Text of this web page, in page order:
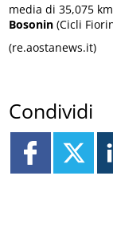
media di 35,075
Bosonin (Cicli
(re.aostanews.it)
Condividi